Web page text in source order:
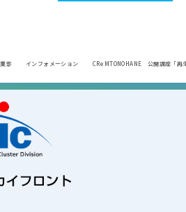
部 インフォメーション CReMTONOHANE 公開講座「再